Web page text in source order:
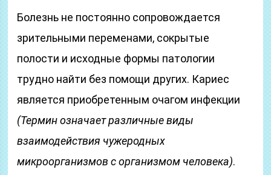
Болезнь не постоянно сопровождается
зрительными переменами, сокрытые
полости и исходные формы патологии
трудно найти без помощи других. Кариес
является приобретенным очагом инфекции
(Термин означает различные виды
взаимодействия чужеродных
микроорганизмов с организмом человека).